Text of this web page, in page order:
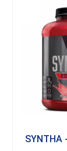
SYNTHA